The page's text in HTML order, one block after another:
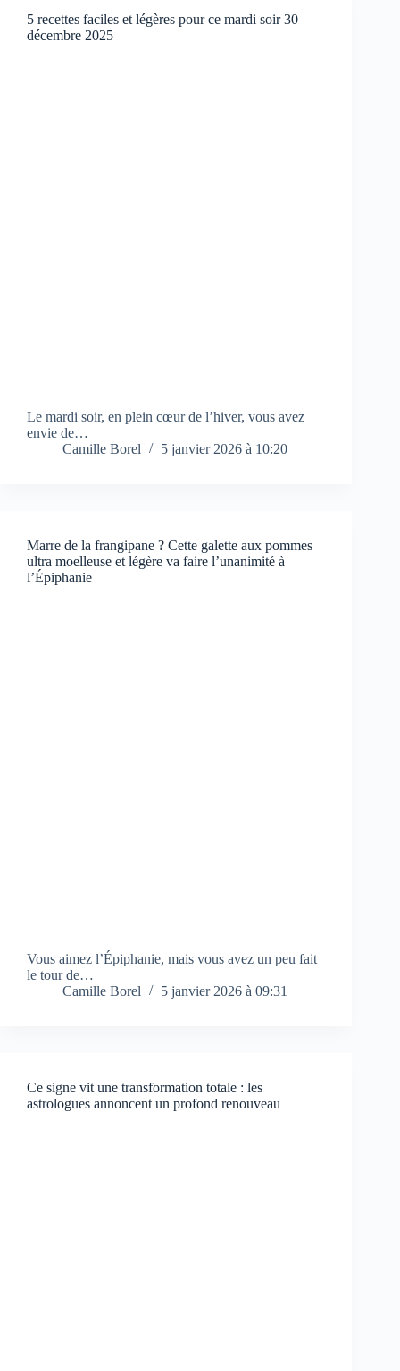
5 recettes faciles et légères pour ce mardi soir 30
décembre 2025
Le mardi soir, en plein cœur de l’hiver, vous avez
envie de…
Camille Borel
5 janvier 2026 à 10:20
Marre de la frangipane ? Cette galette aux pommes
ultra moelleuse et légère va faire l’unanimité à
l’Épiphanie
Vous aimez l’Épiphanie, mais vous avez un peu fait
le tour de…
Camille Borel
5 janvier 2026 à 09:31
Ce signe vit une transformation totale : les
astrologues annoncent un profond renouveau